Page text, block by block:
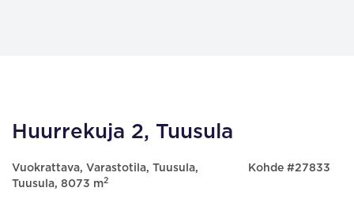
Huurrekuja 2, Tuusula
Vuokrattava, Varastotila, Tuusula,
Tuusula, 8073 m2
Kohde #27833